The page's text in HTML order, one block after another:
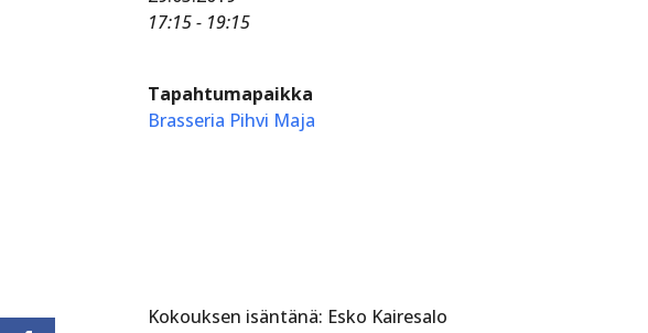
17:15 - 19:15
Tapahtumapaikka
Brasseria Pihvi Maja
Kokouksen isäntänä: Esko Kairesalo